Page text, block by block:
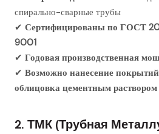
спирально-сварные трубы
✔ Сертифицированы по ГОСТ
9001
✔ Годовая производственная
✔ Возможно нанесение покрытий
облицовка цементным раствором
2. ТМК (Трубная